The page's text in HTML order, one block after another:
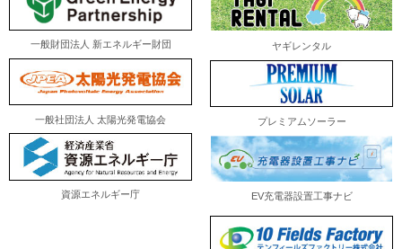
一般財団法人 新エネルギー財団
一般社団法人 太陽光発電協会
資源エネルギー庁
ヤギレンタル
プレミアムソーラー
EV充電器設置工事ナビ